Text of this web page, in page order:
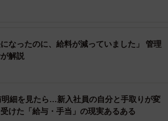
なったのに、給料が減っていました」 管理
解説
明細を見たら…新入社員の自分と手取りが変
けた「給与・手当」の現実あるある